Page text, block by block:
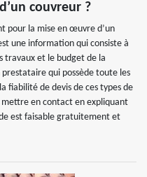
couvreur ?
pour la mise en œuvre d’un
une information qui consiste à
travaux et le budget de la
qui possède toute les
fiabilité de devis de ces types de
en contact en expliquant
est faisable gratuitement et